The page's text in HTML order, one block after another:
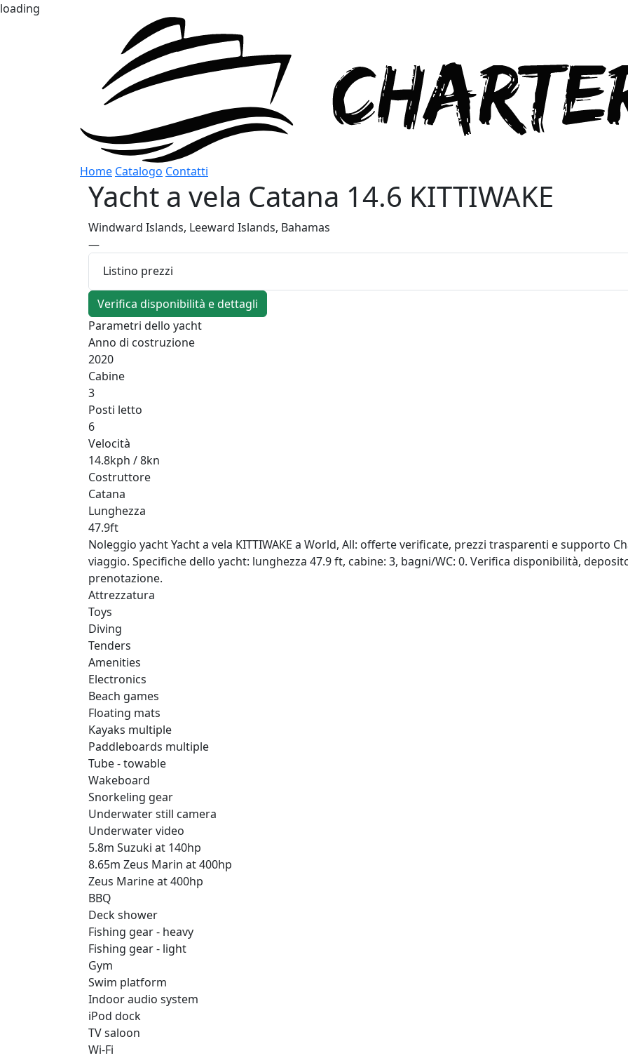
loading
Home Catalogo Contatti
Yacht a vela Catana 14.6 KITTIWAKE
Windward Islands, Leeward Islands, Bahamas
—
Listino prezzi
Verifica disponibilità e dettagli
Parametri dello yacht
Anno di costruzione
2020
Cabine
3
Posti letto
6
Velocità
14.8kph / 8kn
Costruttore
Catana
Lunghezza
47.9ft
Noleggio yacht Yacht a vela KITTIWAKE a World, All: offerte verificate, prezzi trasparenti e supporto
viaggio. Specifiche dello yacht: lunghezza 47.9 ft, cabine: 3, bagni/WC: 0. Verifica disponibilità,
prenotazione.
Attrezzatura
Toys
Diving
Tenders
Amenities
Electronics
Beach games
Floating mats
Kayaks multiple
Paddleboards multiple
Tube - towable
Wakeboard
Snorkeling gear
Underwater still camera
Underwater video
5.8m Suzuki at 140hp
8.65m Zeus Marin at 400hp
Zeus Marine at 400hp
BBQ
Deck shower
Fishing gear - heavy
Fishing gear - light
Gym
Swim platform
Indoor audio system
iPod dock
TV saloon
Wi-Fi